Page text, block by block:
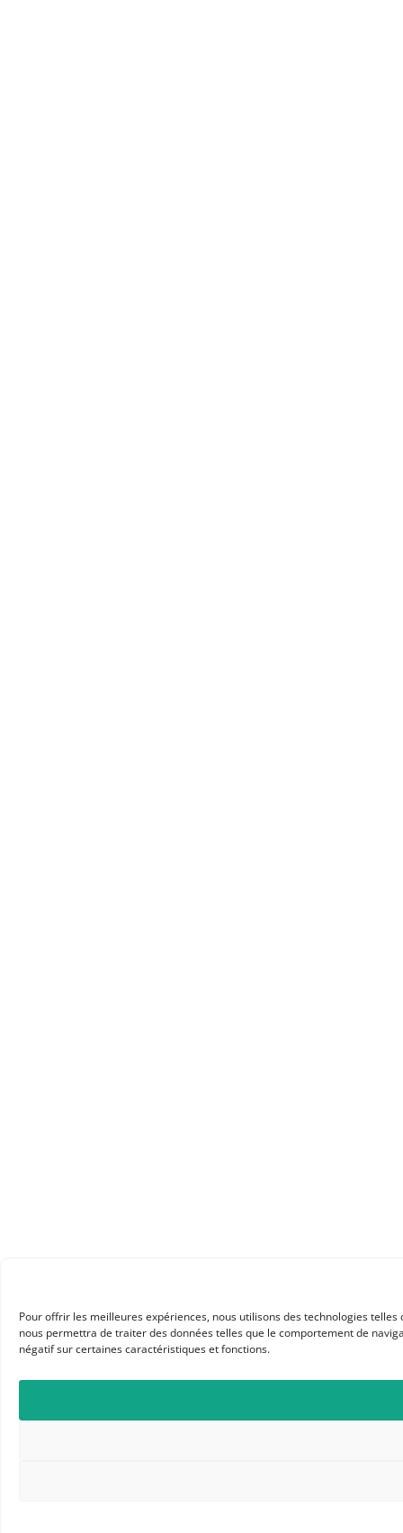
Pour offrir les meilleures expériences, nous utilisons des technologies
nous permettra de traiter des données telles que le comportement de
négatif sur certaines caractéristiques et fonctions.